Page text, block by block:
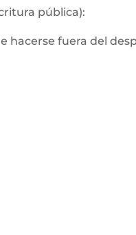
pública):
hacerse fuera del